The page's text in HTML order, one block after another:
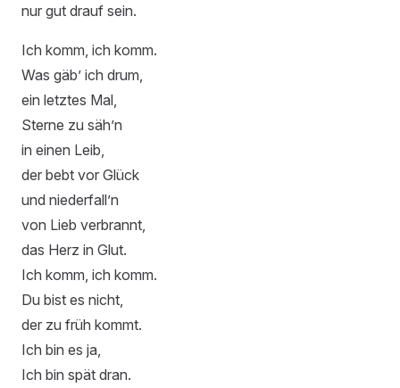
nur gut drauf sein.
Ich komm, ich komm.
Was gäb’ ich drum,
ein letztes Mal,
Sterne zu säh’n
in einen Leib,
der bebt vor Glück
und niederfall’n
von Lieb verbrannt,
das Herz in Glut.
Ich komm, ich komm.
Du bist es nicht,
der zu früh kommt.
Ich bin es ja,
Ich bin spät dran.